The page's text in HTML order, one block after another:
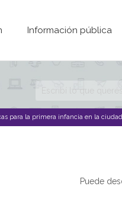
Información pública
búsqueda
para la primera infancia en la
Puede